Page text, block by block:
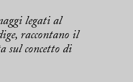
legati al
raccontano il
sul concetto di